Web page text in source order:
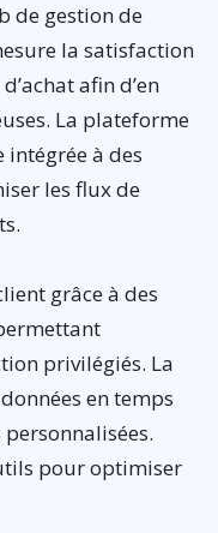
de gestion de
la satisfaction
afin d’en
La plateforme
à des
les flux de
grâce à des
privilégiés. La
en temps
pour optimiser